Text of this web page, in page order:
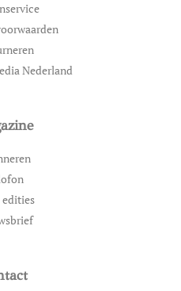
Nederland
edities